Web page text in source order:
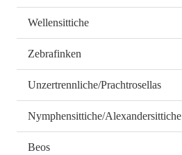
Wellensittiche
Zebrafinken
Unzertrennliche/Prachtrosellas
Nymphensittiche/Alexandersittiche
Beos